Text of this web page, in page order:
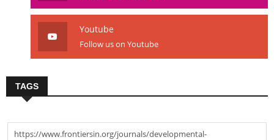
Youtube
Follow us on Youtube
TAGS
https://www.frontiersin.org/journals/developmental-